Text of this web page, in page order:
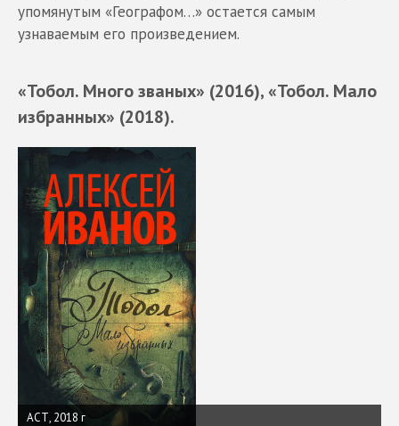
упомянутым «Географом…» остается самым
узнаваемым его произведением.
«Тобол. Много званых» (2016), «Тобол. Мало
избранных» (2018).
АСТ, 2018 г